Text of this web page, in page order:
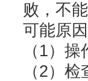
败，不
可能原
（1）
（2）